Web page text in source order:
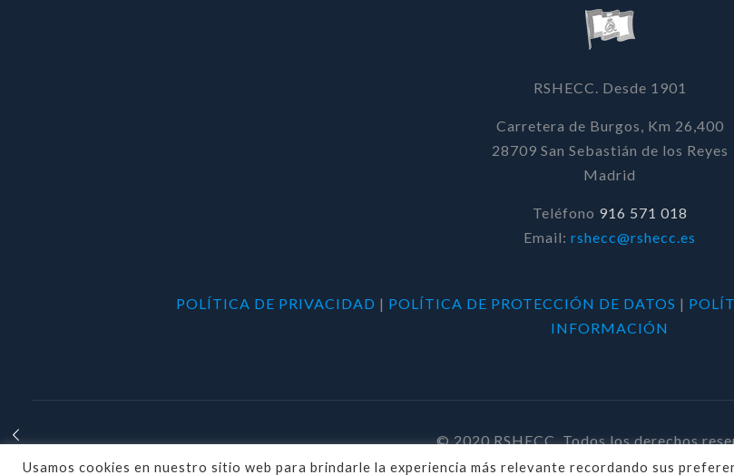
RSHECC. Desde 1901
Carretera de Burgos, Km 26,400
28709 San Sebastián de los Reyes
Madrid
Teléfono 916 571 018
Email: rshecc@rshecc.es
POLÍTICA DE PRIVACIDAD | POLÍTICA DE PROTECCIÓN DE DATOS |
INFORMACIÓN
© 2020 RSHECC. Todos los derechos
Usamos cookies en nuestro sitio web para brindarle la experiencia más relevante recordando sus